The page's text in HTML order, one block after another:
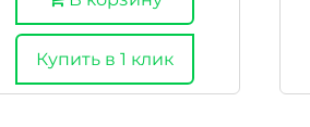
Купить в 1 клик